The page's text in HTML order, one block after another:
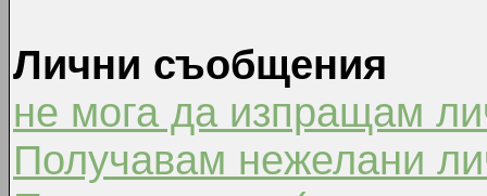
Лични съобщения
не мога да изпращам
Получавам нежелани